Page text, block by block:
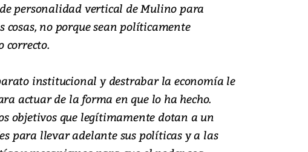
personalidad vertical de Mulino para
cosas, no porque sean políticamente
correcto.
institucional y destrabar la economía le
actuar de la forma en que lo ha hecho.
objetivos que legítimamente dotan a un
para llevar adelante sus políticas y a las